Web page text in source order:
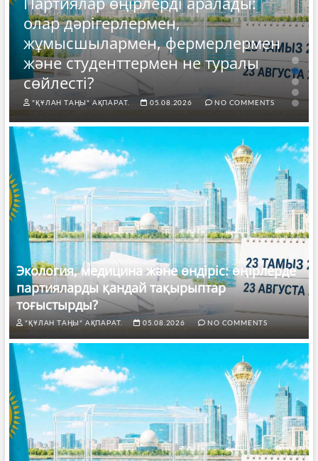
олар дәрігерлермен,
жұмысшылармен, фермерлермен
және студенттермен не туралы
сөйлесті?
"ҚҰЛАН ТАҢЫ" АҚПАРАТ. 05.08.2026 NO COMMENTS
Экология, медицина және өндіріс: өңірлерде
партияларды қандай тақырыптар
тоғыстырды?
"ҚҰЛАН ТАҢЫ" АҚПАРАТ. 05.08.2026 NO COMMENTS